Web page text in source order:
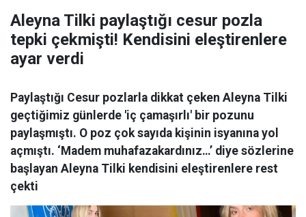
Aleyna Tilki paylaştığı cesur pozla
tepki çekmişti! Kendisini eleştirenlere
ayar verdi
Paylaştığı Cesur pozlarla dikkat çeken Aleyna Tilki
geçtiğimiz günlerde 'iç çamaşırlı' bir pozunu
paylaşmıştı. O poz çok sayıda kişinin isyanına yol
açmıştı. ‘Madem muhafazakardınız…’ diye sözlerine
başlayan Aleyna Tilki kendisini eleştirenlere rest
çekti